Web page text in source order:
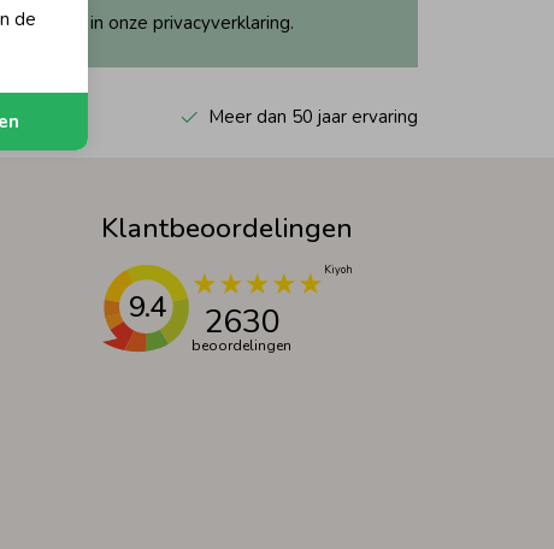
dit in onze privacyverklaring.
Kiyoh Meer dan 50 jaar ervaring
Klantbeoordelingen
9.4 2630
beoordelingen
de